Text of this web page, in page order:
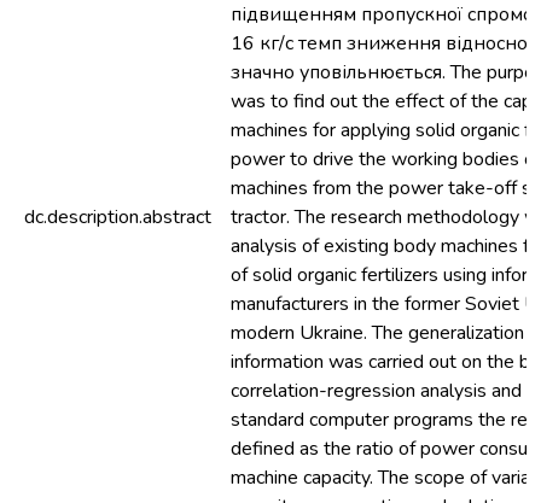
dc.description.abstract
підвищенням пропускної
16 кг/с темп зниження відносної
значно уповільнюється. The
was to find out the effect of the
machines for applying solid organic
power to drive the working bodies
machines from the power take-off
tractor. The research methodology
analysis of existing body machines
of solid organic fertilizers using
manufacturers in the former Soviet
modern Ukraine. The generalization
information was carried out on the
correlation-regression analysis and
standard computer programs the
defined as the ratio of power
machine capacity. The scope of